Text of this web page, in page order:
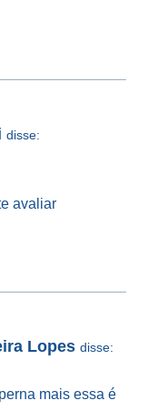
disse:
avaliar
Lopes disse:
mais essa é